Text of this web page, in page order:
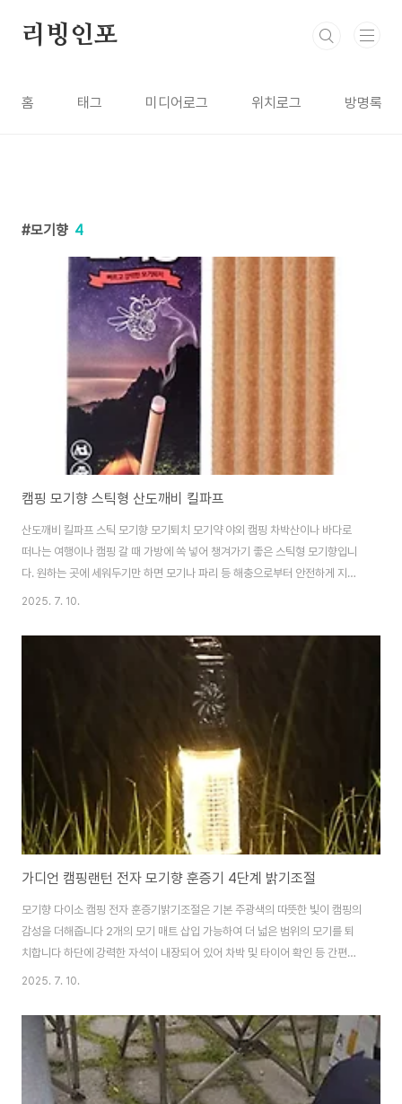
리빙인포
홈 태그 미디어로그 위치로그 방명록
모기향 4
캠핑 모기향 스틱형 산도깨비 킬파프
산도깨비 킬파프 스틱 모기향 모기퇴치 모기약 야외 캠핑 차박산이나 바다로
떠나는 여행이나 캠핑 갈 때 가방에 쏙 넣어 챙겨가기 좋은 스틱형 모기향입니
다. 원하는 곳에 세워두기만 하면 모기나 파리 등 해충으로부터 안전하게 지켜
줍니다. 야외 활동 시 모기 때문에 고민이신 분들께 추천드립니다.모기향 캠핑
는 분 여름철 모기, 해충 퇴치를 원하시는 분 실내에서도 사용 가능한 모기향을
https://smartstore.naver.com/treebook1/products/10745835581
산도깨비 킬파프 스틱 모기향 모기퇴치 모기약 야외 캠핑 차박 : 만화의추억스
토어[만화의추억스토어] 만화의추억 공식스토어 캠..
2025. 7. 10.
가디언 캠핑랜턴 전자 모기향 훈증기 4단계 밝기조절
모기향 다이소 캠핑 전자 훈증기밝기조절은 기본 주광색의 따뜻한 빛이 캠핑의
감성을 더해줍니다 2개의 모기 매트 삽입 가능하여 더 넓은 범위의 모기를 퇴
치합니다 하단에 강력한 자석이 내장되어 있어 차박 및 타이어 확인 등 간편히
붙여서 사용하세요 하단 1/4인치 스크류가 있어 삼각대와 연결하면 테이블에
제상품명: 캠핑 가디언 랜턴 소재: PA66, PC 무게: 약 210g 배터리용량:
4,800mAh 제조국: 중국 충전방법: C타입 충전 정격전압/출력: 5V/5W 훈증
기 온도 및 지속시간: 약 110℃(6h), 165℃(4h) 밝기 및 지속시간 1단계 :
50루멘(32h), 2단계 : 100루멘(17h) 3단계 : 200루멘(10h),..
2025. 7. 10.